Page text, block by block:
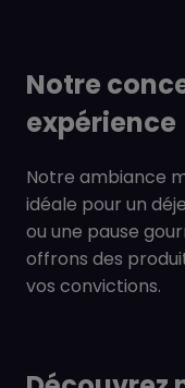
Notre
expérience
Notre ambiance
idéale pour un
ou une pause
offrons des
vos convictions.